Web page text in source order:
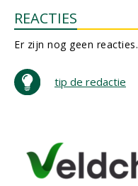
REACTIES
Er zijn nog geen reacties.
tip de redactie